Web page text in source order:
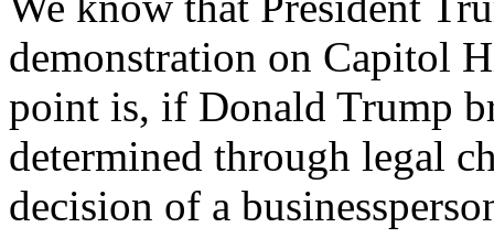
demonstration on Capitol
point is, if Donald Trump
determined through legal
decision of a